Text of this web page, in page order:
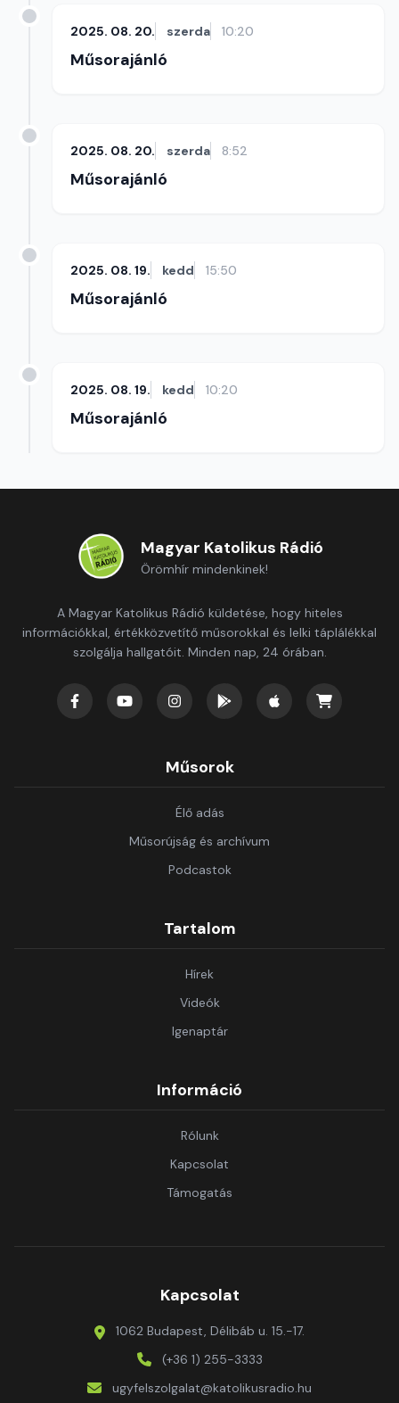
2025. 08. 20. szerda 10:20
Műsorajánló
2025. 08. 20. szerda 8:52
Műsorajánló
2025. 08. 19. kedd 15:50
Műsorajánló
2025. 08. 19. kedd 10:20
Műsorajánló
Magyar Katolikus Rádió
Örömhír mindenkinek!
A Magyar Katolikus Rádió küldetése, hogy hiteles
információkkal, értékközvetítő műsorokkal és lelki táplálékkal
szolgálja hallgatóit. Minden nap, 24 órában.
Műsorok
Élő adás
Műsorújság és archívum
Podcastok
Tartalom
Hírek
Videók
Igenaptár
Információ
Rólunk
Kapcsolat
Támogatás
Kapcsolat
1062 Budapest, Délibáb u. 15.-17.
(+36 1) 255-3333
ugyfelszolgalat@katolikusradio.hu